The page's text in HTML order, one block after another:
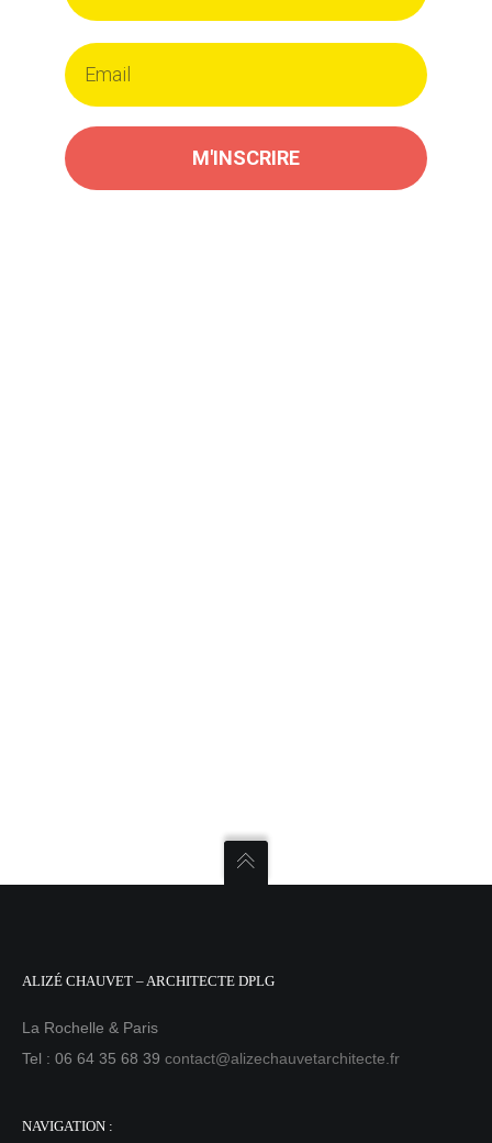
M'INSCRIRE
ALIZÉ CHAUVET – ARCHITECTE DPLG
La Rochelle & Paris
Tel : 06 64 35 68 39 contact@alizechauvetarchitecte.fr
NAVIGATION :